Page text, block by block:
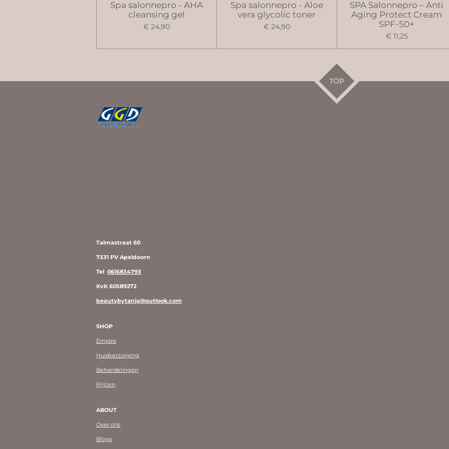
Spa salonnepro - AHA
cleansing gel
€ 24,90
Spa salonnepro - Aloe
vera glycolic toner
€ 24,90
SPA Salonnepro – Anti
Aging Protect Cream
SPF-50+
€ 11,25
TOP
Talmastraat 60
7331 PV Apeldoorn
Tel 0616834793
KvK 60589272
beautybytanja@outlook.com
SHOP
Empire
Huidverzorging
Behandelingen
Prijzen
ABOUT
Over ons
Blogs